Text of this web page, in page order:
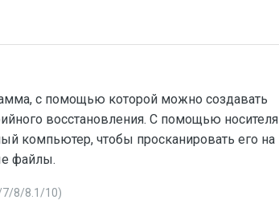
с помощью которой можно создавать
восстановления. С помощью носителя
компьютер, чтобы просканировать его на
файлы.
7/8/8.1/10)